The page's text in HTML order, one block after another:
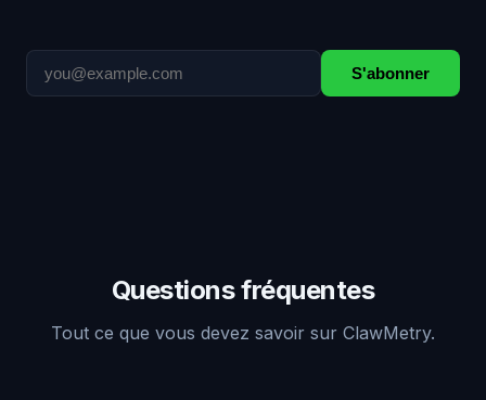
S'abonner
Questions fréquentes
Tout ce que vous devez savoir sur ClawMetry.